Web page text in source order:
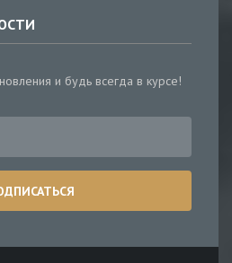
и будь всегда в курсе!